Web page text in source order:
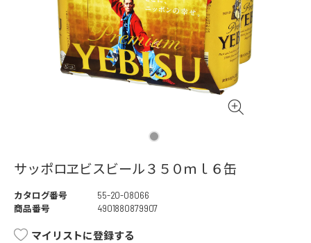
サッポロヱビスビール３５０ｍｌ６缶
カタログ番号
55-20-08066
商品番号
4901880879907
マイリストに登録する